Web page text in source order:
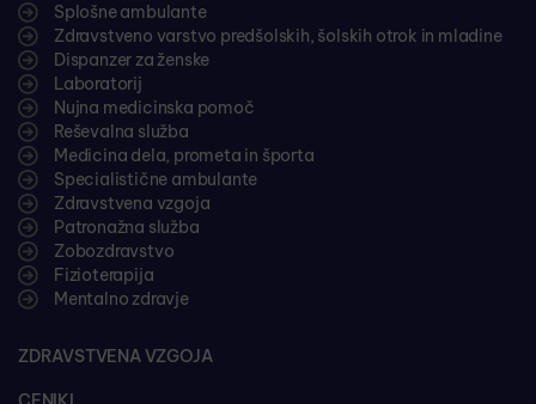
Splošne ambulante
Zdravstveno varstvo predšolskih, šolskih otrok in mladine
Dispanzer za ženske
Laboratorij
Nujna medicinska pomoč
Reševalna služba
Medicina dela, prometa in športa
Specialistične ambulante
Zdravstvena vzgoja
Patronažna služba
Zobozdravstvo
Fizioterapija
Mentalno zdravje
ZDRAVSTVENA VZGOJA